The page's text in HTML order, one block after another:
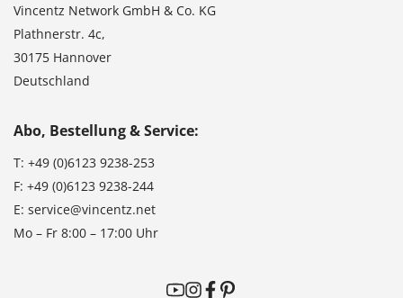
Vincentz Network GmbH & Co. KG
Plathnerstr. 4c,
30175 Hannover
Deutschland
Abo, Bestellung & Service:
T: +49 (0)6123 9238-253
F: +49 (0)6123 9238-244
E: service@vincentz.net
Mo – Fr 8:00 – 17:00 Uhr